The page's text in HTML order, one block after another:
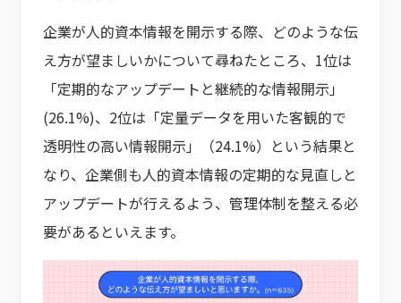
企業が人的資本情報を開示する際、どのような伝
え方が望ましいかについて尋ねたところ、1位は
「定期的なアップデートと継続的な情報開示」
(26.1%)、2位は「定量データを用いた客観的で
透明性の高い情報開示」（24.1%）という結果と
なり、企業側も人的資本情報の定期的な見直しと
アップデートが行えるよう、管理体制を整える必
要があるといえます。